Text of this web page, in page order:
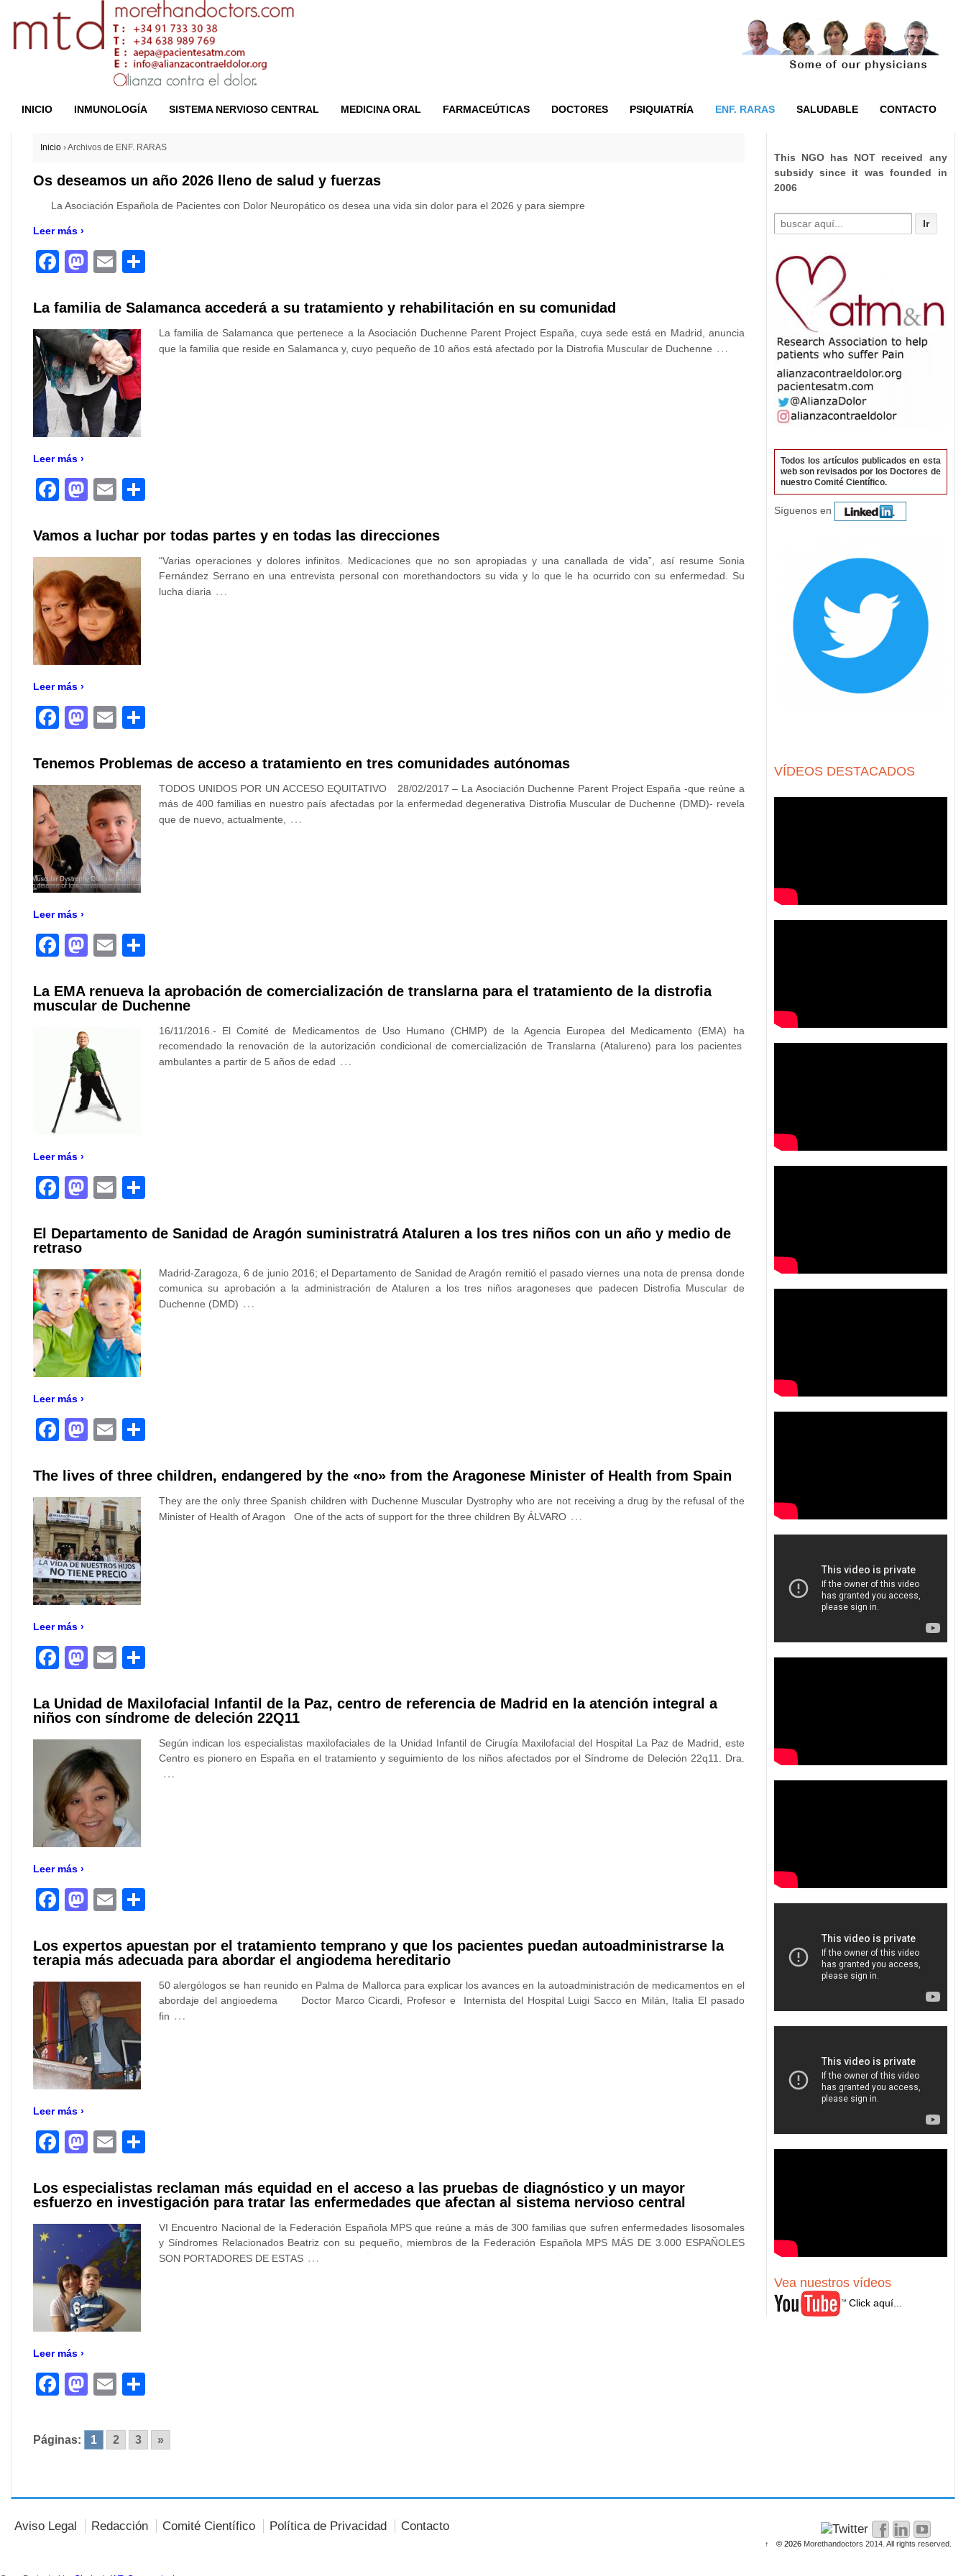
INICIO INMUNOLOGÍA SISTEMA NERVIOSO CENTRAL MEDICINA ORAL FARMACEÚTICAS DOCTORES PSIQUIATRÍA ENF. RARAS SALUDABLE CONTACTO
Inicio ›Archivos de ENF. RARAS
Os deseamos un año 2026 lleno de salud y fuerzas
La Asociación Española de Pacientes con Dolor Neuropático os desea una vida sin dolor para el 2026 y para siempre
Leer más ›
Facebook
Mastodon
Email
La familia de Salamanca accederá a su tratamiento y rehabilitación en su comunidad
La familia de Salamanca que pertenece a la Asociación Duchenne Parent Project España, cuya sede está en Madrid, anuncia
que la familia que reside en Salamanca y, cuyo pequeño de 10 años está afectado por la Distrofia Muscular de Duchenne …
Leer más ›
Facebook
Mastodon
Email
Vamos a luchar por todas partes y en todas las direcciones
“Varias operaciones y dolores infinitos. Medicaciones que no son apropiadas y una canallada de vida”, así resume Sonia
Fernández Serrano en una entrevista personal con morethandoctors su vida y lo que le ha ocurrido con su enfermedad. Su
lucha diaria …
Leer más ›
Facebook
Mastodon
Email
Tenemos Problemas de acceso a tratamiento en tres comunidades autónomas
TODOS UNIDOS POR UN ACCESO EQUITATIVO 28/02/2017 – La Asociación Duchenne Parent Project España -que reúne a
más de 400 familias en nuestro país afectadas por la enfermedad degenerativa Distrofia Muscular de Duchenne (DMD)- revela
que de nuevo, actualmente,
…
Leer más ›
Facebook
Mastodon
Email
La EMA renueva la aprobación de comercialización de translarna para el tratamiento de la distrofia
muscular de Duchenne
16/11/2016.- El Comité de Medicamentos de Uso Humano (CHMP) de la Agencia Europea del Medicamento (EMA) ha
recomendado la renovación de la autorización condicional de comercialización de Translarna (Atalureno) para los pacientes
ambulantes a partir de 5 años de edad …
Leer más ›
Facebook
Mastodon
Email
El Departamento de Sanidad de Aragón suministratrá Ataluren a los tres niños con un año y medio de
retraso
Madrid-Zaragoza, 6 de junio 2016; el Departamento de Sanidad de Aragón remitió el pasado viernes una nota de prensa donde
comunica su aprobación a la administración de Ataluren a los tres niños aragoneses que padecen Distrofia Muscular de
Duchenne (DMD) …
Leer más ›
Facebook
Mastodon
Email
The lives of three children, endangered by the «no» from the Aragonese Minister of Health from Spain
They are the only three Spanish children with Duchenne Muscular Dystrophy who are not receiving a drug by the refusal of the
Minister of Health of Aragon One of the acts of support for the three children By ÁLVARO …
Leer más ›
Facebook
Mastodon
Email
La Unidad de Maxilofacial Infantil de la Paz, centro de referencia de Madrid en la atención integral a
niños con síndrome de deleción 22Q11
Según indican los especialistas maxilofaciales de la Unidad Infantil de Cirugía Maxilofacial del Hospital La Paz de Madrid, este
Centro es pionero en España en el tratamiento y seguimiento de los niños afectados por el Síndrome de Deleción 22q11. Dra.
…
Leer más ›
Facebook
Mastodon
Email
Los expertos apuestan por el tratamiento temprano y que los pacientes puedan autoadministrarse la
terapia más adecuada para abordar el angiodema hereditario
50 alergólogos se han reunido en Palma de Mallorca para explicar los avances en la autoadministración de medicamentos en el
abordaje del angioedema Doctor Marco Cicardi, Profesor e Internista del Hospital Luigi Sacco en Milán, Italia El pasado
fin …
Leer más ›
Facebook
Mastodon
Email
Los especialistas reclaman más equidad en el acceso a las pruebas de diagnóstico y un mayor
esfuerzo en investigación para tratar las enfermedades que afectan al sistema nervioso central
VI Encuentro Nacional de la Federación Española MPS que reúne a más de 300 familias que sufren enfermedades lisosomales
y Síndromes Relacionados Beatriz con su pequeño, miembros de la Federación Española MPS MÁS DE 3.000 ESPAÑOLES
SON PORTADORES DE ESTAS …
Leer más ›
Facebook
Mastodon
Email
Páginas: 1 2 3 »
This NGO has NOT received any
subsidy since it was founded in
2006
Buscar
por:
Todos los artículos publicados en esta
web son revisados por los Doctores de
nuestro Comité Científico.
Síguenos en
VÍDEOS DESTACADOS
Vea nuestros vídeos
Click aquí...
Aviso Legal Redacción Comité Científico Política de Privacidad Contacto
© 2026 Morethandoctors 2014. All rights reserved.
↑